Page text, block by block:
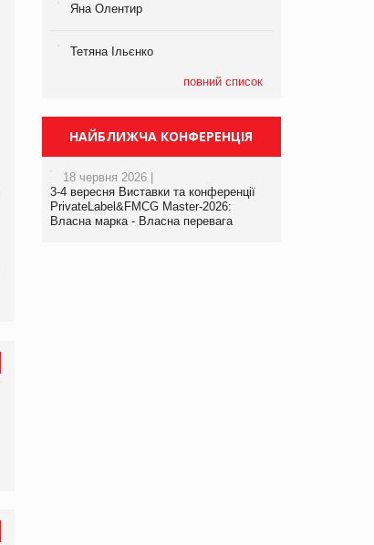
Яна Олентир
Тетяна Ільєнко
повний список
НАЙБЛИЖЧА КОНФЕРЕНЦІЯ
18 червня 2026 |
3-4 вересня Виставки та конференції
PrivateLabel&FMCG Master-2026:
Власна марка - Власна перевага